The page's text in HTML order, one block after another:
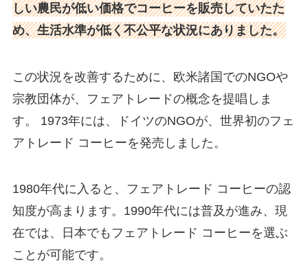
しい農民が低い価格でコーヒーを販売していたた
め、生活水準が低く不公平な状況にありました。
この状況を改善するために、欧米諸国でのNGOや
宗教団体が、フェアトレードの概念を提唱しま
す。 1973年には、ドイツのNGOが、世界初のフェ
アトレード コーヒーを発売しました。
1980年代に入ると、フェアトレード コーヒーの認
知度が高まります。1990年代には普及が進み、現
在では、日本でもフェアトレード コーヒーを選ぶ
ことが可能です。